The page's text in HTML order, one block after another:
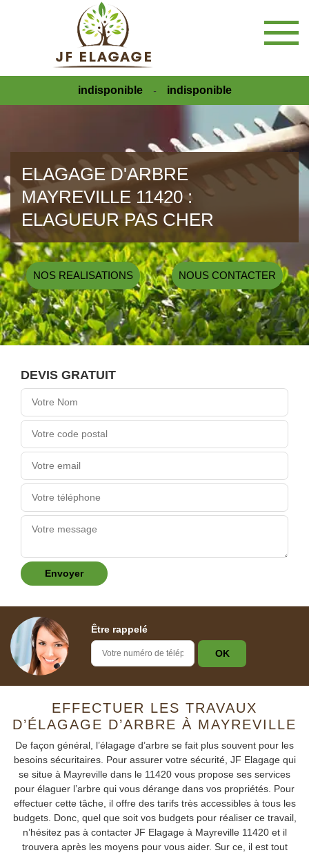
indisponible - indisponible
ELAGAGE D'ARBRE
MAYREVILLE 11420 :
ELAGUEUR PAS CHER
NOS REALISATIONS NOUS CONTACTER
DEVIS GRATUIT
Être rappelé
EFFECTUER LES TRAVAUX
D’ÉLAGAGE D’ARBRE À MAYREVILLE
De façon général, l’élagage d’arbre se fait plus souvent pour les
besoins sécuritaires. Pour assurer votre sécurité, JF Elagage qui
se situe à Mayreville dans le 11420 vous propose ses services
pour élaguer l’arbre qui vous dérange dans vos propriétés. Pour
effectuer cette tâche, il offre des tarifs très accessibles à tous les
budgets. Donc, quel que soit vos budgets pour réaliser ce travail,
n’hésitez pas à contacter JF Elagage à Mayreville 11420 et il
trouvera après les moyens pour vous aider. Sur ce, il est tout